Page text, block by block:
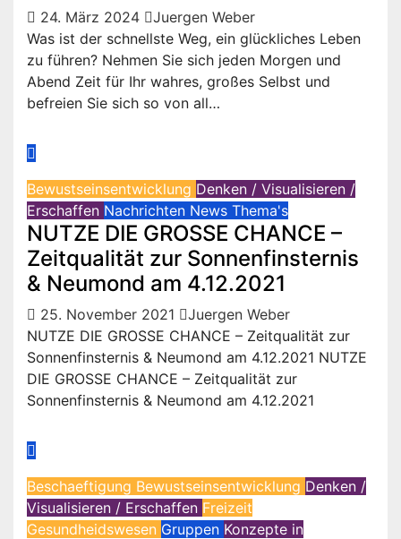
24. März 2024
Juergen Weber
Was ist der schnellste Weg, ein glückliches Leben
zu führen? Nehmen Sie sich jeden Morgen und
Abend Zeit für Ihr wahres, großes Selbst und
befreien Sie sich so von all…
Bewustseinsentwicklung Denken / Visualisieren /
Erschaffen Nachrichten News Thema's
NUTZE DIE GROSSE CHANCE –
Zeitqualität zur Sonnenfinsternis
& Neumond am 4.12.2021
25. November 2021
Juergen Weber
NUTZE DIE GROSSE CHANCE – Zeitqualität zur
Sonnenfinsternis & Neumond am 4.12.2021 NUTZE
DIE GROSSE CHANCE – Zeitqualität zur
Sonnenfinsternis & Neumond am 4.12.2021
Beschaeftigung Bewustseinsentwicklung Denken /
Visualisieren / Erschaffen Freizeit
Gesundheidswesen Gruppen Konzepte in